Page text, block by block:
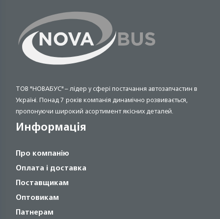
ТОВ "НОВАБУС" – лідер у сфері постачання автозапчастин в
Україні. Понад 7 років компанія динамічно розвивається,
пропонуючи широкий асортимент якісних деталей.
Информація
Про компанію
Оплата і доставка
Поставщикам
Оптовикам
Патнерам